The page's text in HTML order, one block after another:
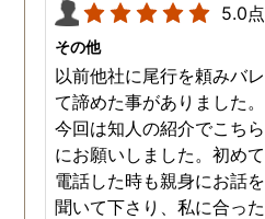
5.0点
その他
以前他社に尾行を頼みバレ
て諦めた事がありました。
今回は知人の紹介でこちら
にお願いしました。初めて
電話した時も親身にお話を
聞いて下さり、私に合った